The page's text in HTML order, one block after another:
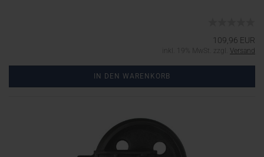
109,96 EUR
inkl. 19% MwSt. zzgl. Versand
IN DEN WARENKORB